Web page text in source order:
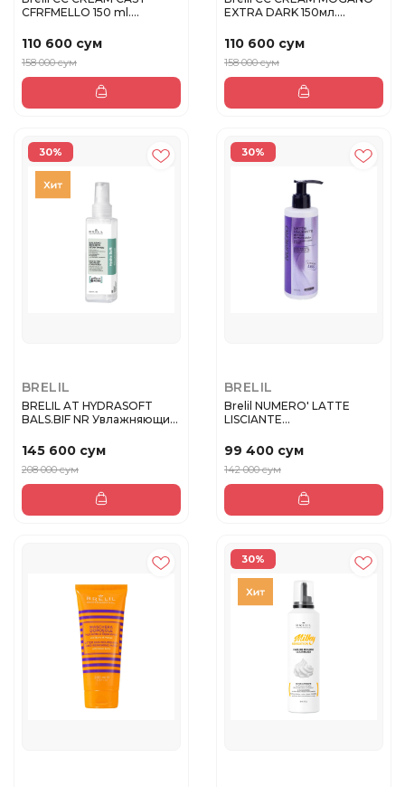
CFRFMELLO 150 ml.
110 600 сум
158 000 сум
EXTRA DARK 150мл.
110 600 сум
158 000 сум
30%
BRELIL
BRELIL AT HYDRASOFT
BALS.BIF NR Увлажняющий
145 600 сум
208 000 сум
30%
BRELIL
Brelil NUMERO' LATTE
LISCIANTE
99 400 сум
142 000 сум
30%